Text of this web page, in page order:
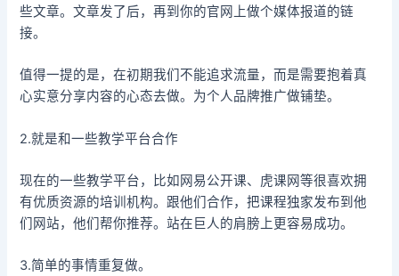
些文章。文章发了后，再到你的官网上做个媒体报道的链
接。
值得一提的是，在初期我们不能追求流量，而是需要抱着真
心实意分享内容的心态去做。为个人品牌推广做铺垫。
2.就是和一些教学平台合作
现在的一些教学平台，比如网易公开课、虎课网等很喜欢拥
有优质资源的培训机构。跟他们合作，把课程独家发布到他
们网站，他们帮你推荐。站在巨人的肩膀上更容易成功。
3.简单的事情重复做。